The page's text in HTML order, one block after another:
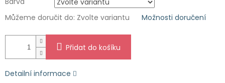
Můžeme doručit do: Zvolte variantu Možnosti doručení
Přidat do košíku
Detailní informace